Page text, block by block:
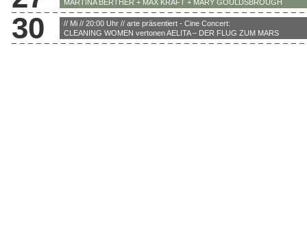
MARTINA BERTHER + MAX KRAFT + MARY GOULDSBROUGH
30
// Mi // 20:00 Uhr // arte präsentiert - Cine Concert:
CLEANING WOMEN vertonen AELITA – DER FLUG ZUM MARS